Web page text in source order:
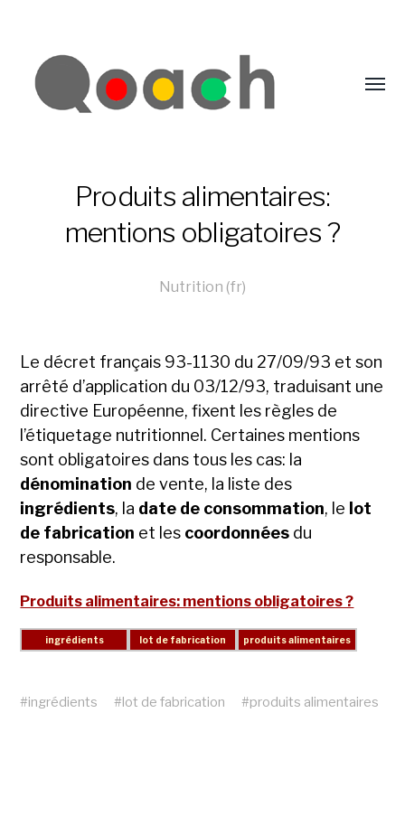
Produits alimentaires:
mentions obligatoires ?
Nutrition (fr)
Le décret français 93-1130 du 27/09/93 et son
arrêté d’application du 03/12/93, traduisant une
directive Européenne, fixent les règles de
l’étiquetage nutritionnel. Certaines mentions
sont obligatoires dans tous les cas: la
dénomination de vente, la liste des
ingrédients, la date de consommation, le lot
de fabrication et les coordonnées du
responsable.
Produits alimentaires: mentions obligatoires ?
#ingrédients #lot de fabrication #produits alimentaires